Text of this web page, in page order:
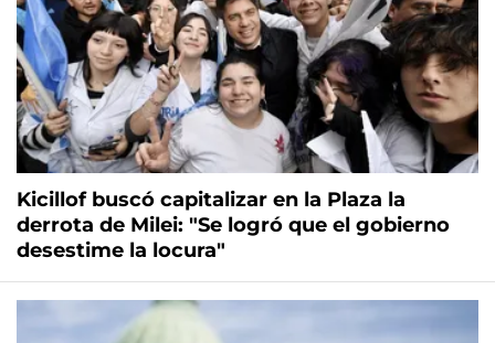
Kicillof buscó capitalizar en la Plaza la
derrota de Milei: "Se logró que el gobierno
desestime la locura"